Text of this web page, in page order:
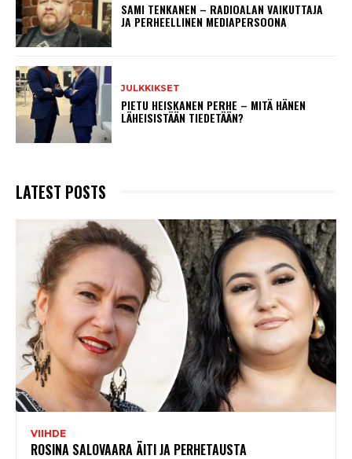
SAMI TENKANEN – RADIOALAN VAIKUTTAJA
JA PERHEELLINEN MEDIAPERSOONA
JULKKIKSET
PIETU HEISKANEN PERHE – MITÄ HÄNEN
LÄHEISISTÄÄN TIEDETÄÄN?
LATEST POSTS
VIIHDE
ROSINA SALOVAARA ÄITI JA PERHETAUSTA